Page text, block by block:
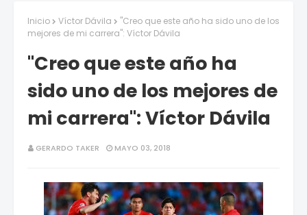
Inicio Víctor Dávila
"Creo que este año ha sido uno de los
mejores de mi carrera": Víctor Dávila
"Creo que este año ha
sido uno de los mejores de
mi carrera": Víctor Dávila
GERARDO TAKER MAYO 03, 2018